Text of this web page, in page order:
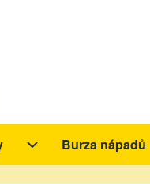
sub-navigation
Aktivity sub-navigation
Burza nápadů